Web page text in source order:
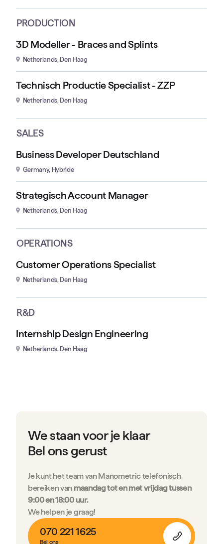
PRODUCTION
3D Modeller - Braces and Splints
Netherlands, Den Haag
Technisch Productie Specialist - ZZP
Netherlands, Den Haag
SALES
Business Developer Deutschland
Germany, Hybride
Strategisch Account Manager
Netherlands, Den Haag
OPERATIONS
Customer Operations Specialist
Netherlands, Den Haag
R&D
Internship Design Engineering
Netherlands, Den Haag
We staan voor je klaar
Bel ons gerust
Je kunt het team van Manometric telefonisch
bereiken van maandag tot en met vrijdag tussen
9:00 en 18:00 uur.
We helpen je graag!
070 221 1625
Bel ons